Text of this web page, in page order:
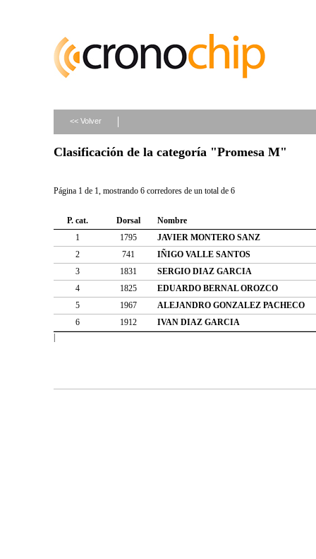
<< Volver
Clasificación de la categoría "Promesa M"
Página 1 de 1, mostrando 6 corredores de un total de 6
P. cat. Dorsal
Nombre
1
1795
JAVIER MONTERO SANZ
2
741
IÑIGO VALLE SANTOS
3
1831
SERGIO DIAZ GARCIA
4
1825
EDUARDO BERNAL OROZCO
5
1967
ALEJANDRO GONZALEZ PACHECO
6
1912
IVAN DIAZ GARCIA
|